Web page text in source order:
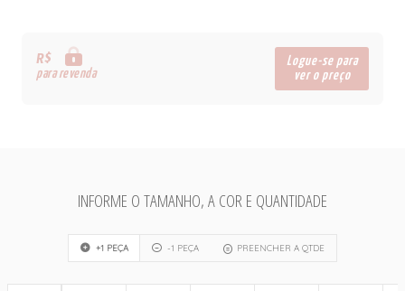
R$
para revenda
Logue-se para
ver o preço
INFORME O TAMANHO, A COR E QUANTIDADE
+1 PEÇA -1 PEÇA PREENCHER A QTDE